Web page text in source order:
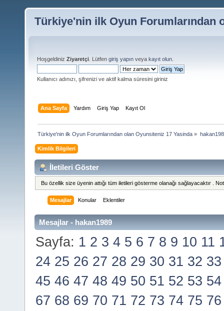
Türkiye'nin ilk Oyun Forumlarından
Hoşgeldiniz Ziyaretçi . Lütfen giriş yapın veya kayıt olun
Kullanıcı adınızı, şifrenizi ve aktif kalma süresini giriniz
Ana Sayfa Yardım Giriş Yap Kayıt Ol
Türkiye'nin ilk Oyun Forumlarından olan Oyunsiteniz 17 Yasinda »
Kimlik Bilgileri
İletileri Göster
Bu özellik size üyenin attığı tüm iletileri gösterme olanağı sağlayacaktır .
Mesajlar Konular Eklentiler
Mesajlar - hakan1989
Sayfa: 1 2 3 4 5 6 7 8 9 10 11
24 25 26 27 28 29 30 31 32 33
45 46 47 48 49 50 51 52 53 54
67 68 69 70 71 72 73 74 75 76